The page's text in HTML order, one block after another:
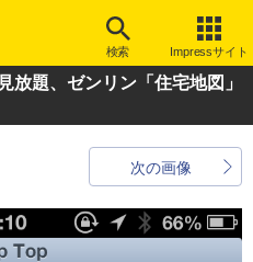
検索 Impressサイト
放題、ゼンリン「住宅地図」
次の画像